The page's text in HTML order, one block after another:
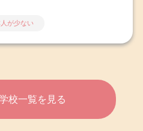
が少ない
校一覧を見る